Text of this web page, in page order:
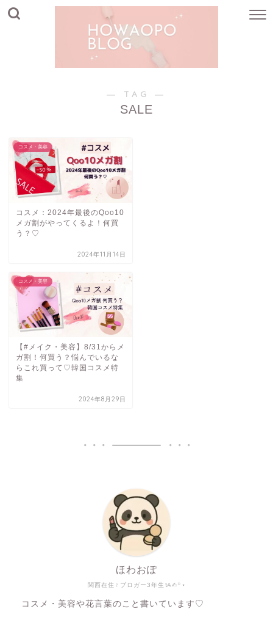
― TAG ―
SALE
コスメ・美容
コスメ：2024年最後のQoo10
メガ割がやってくるよ！何買
う？♡
2024年11月14日
コスメ・美容
【#メイク・美容】8/31からメ
ガ割！何買う？悩んでいるな
らこれ買って♡韓国コスメ特
集
2024年8月29日
関西在住♀ブロガー3年生ᝰ✍︎꙳⋆
ほわおぽ
コスメ・美容や花言葉のこと書いています♡